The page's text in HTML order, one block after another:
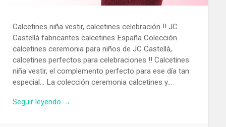
Calcetines niña vestir, calcetines celebración !! JC
Castellà fabricantes calcetines España Colección
calcetines ceremonia para niños de JC Castellà,
calcetines perfectos para celebraciones !! Calcetines
niña vestir, el complemento perfecto para ese día tan
especial… La colección ceremonia calcetines y…
Seguir leyendo →